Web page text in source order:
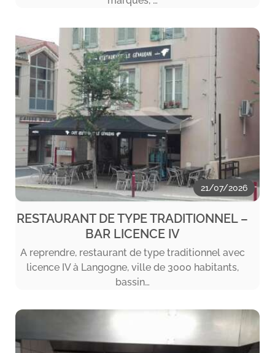
21/07/2026
RESTAURANT DE TYPE TRADITIONNEL –
BAR LICENCE IV
A reprendre, restaurant de type traditionnel avec
licence IV à Langogne, ville de 3000 habitants,
bassin…